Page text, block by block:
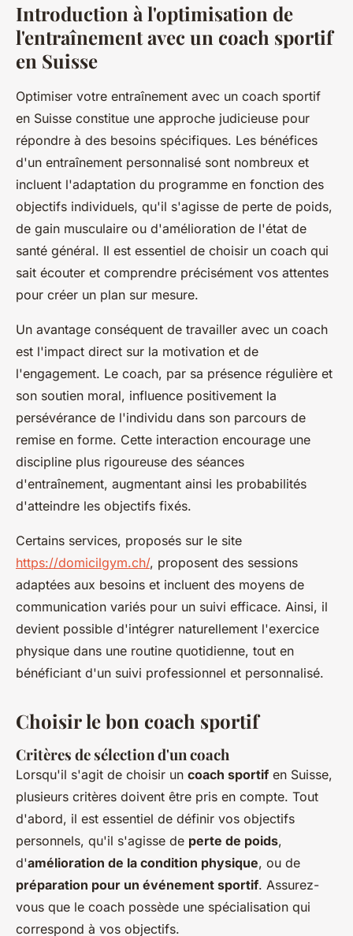
Introduction à l'optimisation de
l'entraînement avec un coach sportif
en Suisse
Optimiser votre entraînement avec un coach sportif
en Suisse constitue une approche judicieuse pour
répondre à des besoins spécifiques. Les bénéfices
d'un entraînement personnalisé sont nombreux et
incluent l'adaptation du programme en fonction des
objectifs individuels, qu'il s'agisse de perte de poids,
de gain musculaire ou d'amélioration de l'état de
santé général. Il est essentiel de choisir un coach qui
sait écouter et comprendre précisément vos attentes
pour créer un plan sur mesure.
Un avantage conséquent de travailler avec un coach
est l'impact direct sur la motivation et de
l'engagement. Le coach, par sa présence régulière et
son soutien moral, influence positivement la
persévérance de l'individu dans son parcours de
remise en forme. Cette interaction encourage une
discipline plus rigoureuse des séances
d'entraînement, augmentant ainsi les probabilités
d'atteindre les objectifs fixés.
Certains services, proposés sur le site
https://domicilgym.ch/, proposent des sessions
adaptées aux besoins et incluent des moyens de
communication variés pour un suivi efficace. Ainsi, il
devient possible d'intégrer naturellement l'exercice
physique dans une routine quotidienne, tout en
bénéficiant d'un suivi professionnel et personnalisé.
Choisir le bon coach sportif
Critères de sélection d'un coach
Lorsqu'il s'agit de choisir un coach sportif en Suisse,
plusieurs critères doivent être pris en compte. Tout
d'abord, il est essentiel de définir vos objectifs
personnels, qu'il s'agisse de perte de poids,
d'amélioration de la condition physique, ou de
préparation pour un événement sportif. Assurez-
vous que le coach possède une spécialisation qui
correspond à vos objectifs.